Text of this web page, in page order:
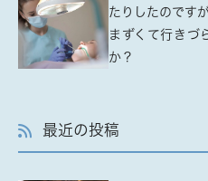
たりしたのです
まずくて行きづ
か？
最近の投稿